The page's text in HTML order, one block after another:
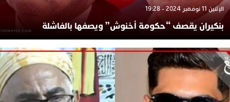
الإثنين 11 نوفمبر 2024 - 19:28
بنكيران يقصف “حكومة أخنوش” ويصفها بالفاشلة